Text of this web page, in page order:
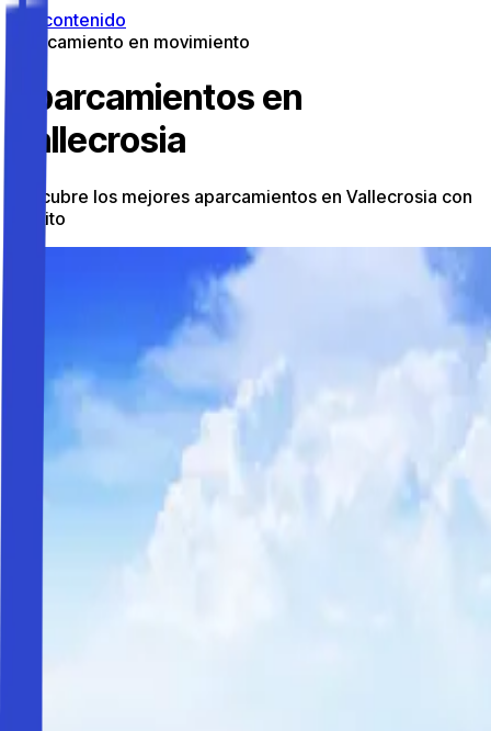
Ir al contenido
Aparcamiento en movimiento
Aparcamientos en
Vallecrosia
Descubre los mejores aparcamientos en Vallecrosia con
Parkito